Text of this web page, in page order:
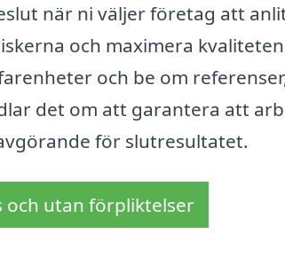
när ni väljer företag att
och maximera
och be om
det om att garantera att
för slutresultatet.
och utan förpliktelser